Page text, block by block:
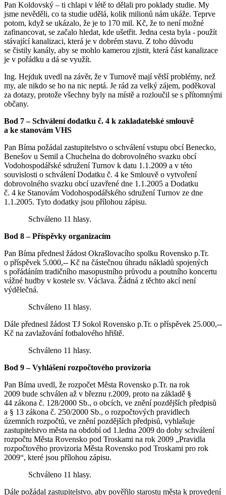
Pan Koldovský – ti chlapi v létě to dělali pro poklady studie. My
jsme nevěděli, co ta studie udělá, kolik milionů nám ukáže. Teprve
potom, když se ukázalo, že je to 170 mil. Kč, že to není možné
zafinancovat, se začalo hledat, kde ušetřit. Jedna cesta byla - použít
stávající kanalizaci, která je v dobrém stavu. Z toho důvodu
se čistily kanály, aby se mohlo kamerou zjistit, která část kanalizace
je v pořádku a dá se využít.
Ing. Hejduk uvedl na závěr, že v Turnově mají větší problémy, než
my, ale nikdo se ho na nic neptá. Je rád za velký zájem, poděkoval
za dotazy, protože všechny byly na místě a rozloučil se s přítomnými
občany.
Bod 7 – Schválení dodatku č. 4 k zakladatelské smlouvě
a ke stanovám VHS
Pan Bíma požádal zastupitelstvo o schválení vstupu obcí Benecko,
Benešov u Semil a Chuchelna do dobrovolného svazku obcí
Vodohospodářské sdružení Turnov k datu 1.1.2009 a v této
souvislosti o schválení Dodatku č. 4 ke Smlouvě o vytvoření
dobrovolného svazku obcí uzavřené dne 1.1.2005 a Dodatku
č. 4 ke Stanovám Vodohospodářského sdružení Turnov ze dne
1.1.2005. Tyto dodatky jsou přílohou zápisu.
Schváleno 11 hlasy.
Bod 8 – Příspěvky organizacím
Pan Bíma přednesl žádost Okrašlovacího spolku Rovensko p.Tr.
o příspěvek 5.000,-- Kč na částečnou úhradu nákladů spojených
s pořádáním tradičního masopustního průvodu a poutního koncertu
vážné hudby v kostele sv. Václava. Žádná z těchto akcí není
výdělečná.
Schváleno 11 hlasy.
Dále přednesl žádost TJ Sokol Rovensko p.Tr. o příspěvek 25.000,--
Kč na zavlažování fotbalového hřiště.
Schváleno 11 hlasy.
Bod 9 – Vyhlášení rozpočtového provizoria
Pan Bíma uvedl, že rozpočet Města Rovensko p.Tr. na rok
2009 bude schválen až v březnu r.2009, proto na základě §
44 zákona č. 128/2000 Sb., o obcích, ve znění pozdějších předpisů
a § 13 zákona č. 250/2000 Sb., o rozpočtových pravidlech
územních rozpočtů, ve znění pozdějších předpisů, vyhlašuje
zastupitelstvo města na období od 1.ledna 2009 do doby schválení
rozpočtu Města Rovensko pod Troskami na rok 2009 „Pravidla
rozpočtového provizoria Města Rovensko pod Troskami pro rok
2009“, které jsou přílohou zápisu.
Schváleno 11 hlasy.
Dále požádal zastupitelstvo, aby pověřilo starostu města k provedení